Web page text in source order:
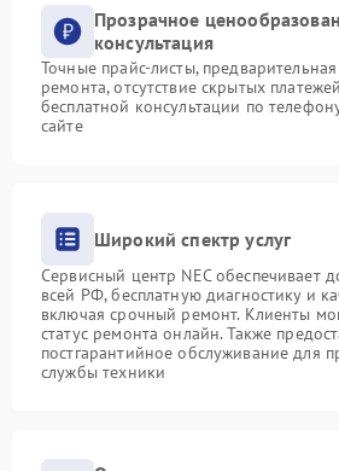
Прозрачное
консультация
Точные прайс-листы,
ремонта, отсутствие скрытых
бесплатной консультации по
сайте
Широкий спектр услуг
Сервисный центр NEC обеспечивает
всей РФ, бесплатную диагностику и
включая срочный ремонт. Клиенты
статус ремонта онлайн. Также
постгарантийное обслуживание для
службы техники